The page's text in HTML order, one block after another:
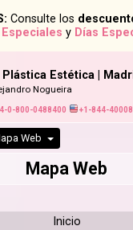
Consulte los
y Días
Estética |
Nogueira
0-800-0488400 +1-844-
Web
Mapa Web
Inicio